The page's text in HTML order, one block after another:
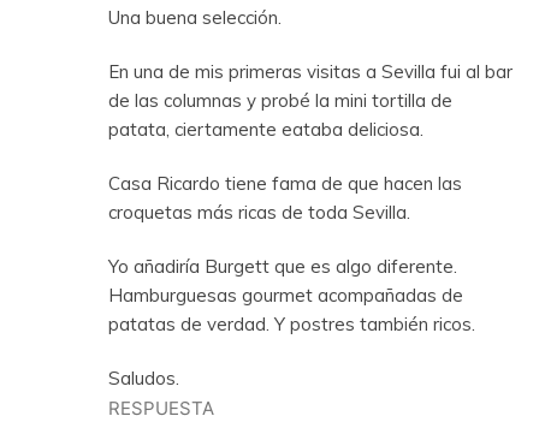
Una buena selección.
En una de mis primeras visitas a Sevilla fui al bar
de las columnas y probé la mini tortilla de
patata, ciertamente eataba deliciosa.
Casa Ricardo tiene fama de que hacen las
croquetas más ricas de toda Sevilla.
Yo añadiría Burgett que es algo diferente.
Hamburguesas gourmet acompañadas de
patatas de verdad. Y postres también ricos.
Saludos.
RESPUESTA